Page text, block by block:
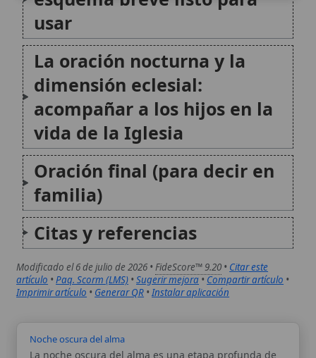
Oración final (para decir en
familia)
Citas y referencias
Modificado el 6 de julio de 2026 • FideScore™ 9.20 •
artículo•Paq. Scorm (LMS)•Sugerir mejora •Compartir artículo
Imprimir artículo •Generar QR Instalar aplicación
Noche oscura del alma
La noche oscura del alma es una etapa profunda de
purificación y transformación interior descrita por la
tradición mística católica. Surge en la obra de San
Juan de la Cruz y constituye un proceso en el que el
creyente experimenta...
Noche oscura del alma de San Juan de la Cruz
La noche oscura del alma es una expresión central de
la espiritualidad carmelitana y, en particular, de la
teología mística de san Juan de la Cruz. Designa un